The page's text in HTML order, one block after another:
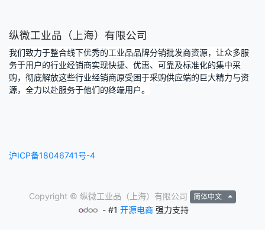
纵微工业品（上海）有限公司
我们致力于整合线下优秀的工业品品牌分销批发商资源，让众多服
务于用户的行业经销商实现快捷、优惠、可靠及标准化的集中采
购，彻底解放这些行业经销商原受困于采购供应端的巨大精力与资
源，全力以赴服务于他们的终端用户。
沪ICP备18046741号-4
Copyright © 纵微工业品（上海）有限公司 简体中文
- #1开源电商 强力支持